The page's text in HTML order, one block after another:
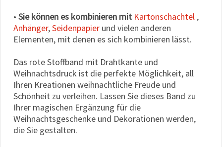
• Sie können es kombinieren mit Kartonschachtel ,
Anhänger,Seidenpapier und vielen anderen
Elementen, mit denen es sich kombinieren lässt.
Das rote Stoffband mit Drahtkante und
Weihnachtsdruck ist die perfekte Möglichkeit, all
Ihren Kreationen weihnachtliche Freude und
Schönheit zu verleihen. Lassen Sie dieses Band zu
Ihrer magischen Ergänzung für die
Weihnachtsgeschenke und Dekorationen werden,
die Sie gestalten.